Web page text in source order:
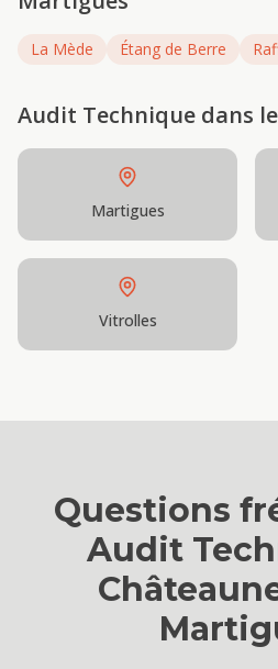
La Mède Étang de Berre
Audit Technique dans
Martigues
Vitrolles
Questions
Audit